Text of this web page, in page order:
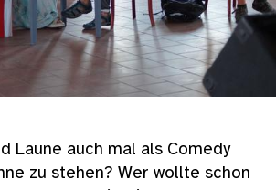
Laune auch mal als Comedy
zu stehen? Wer wollte schon